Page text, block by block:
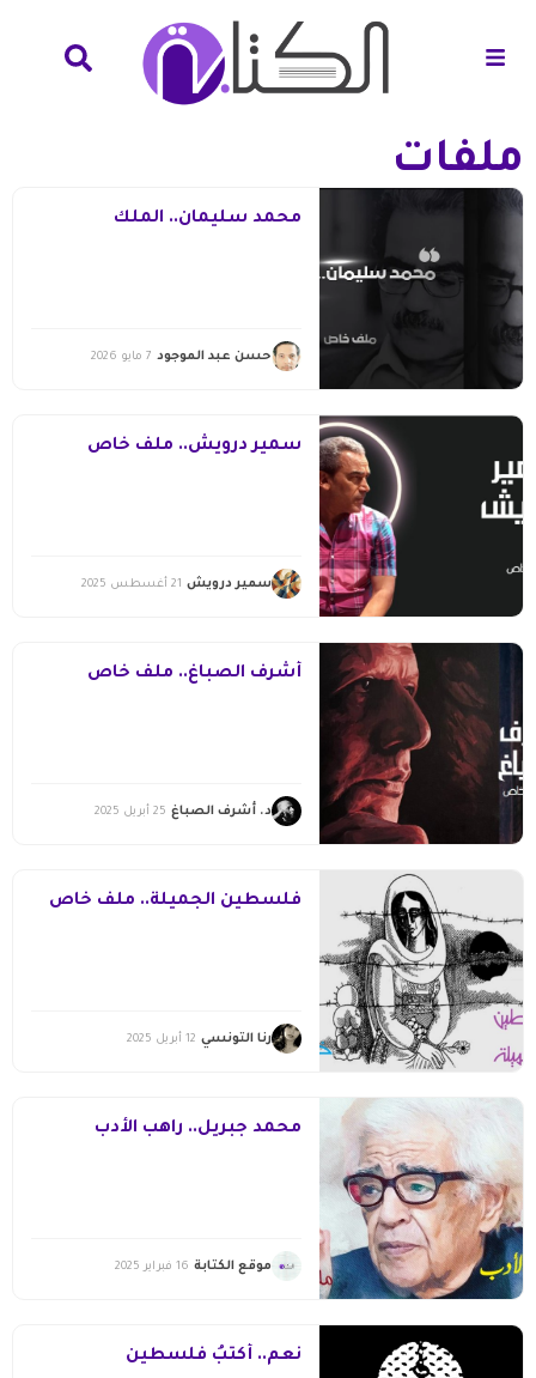
ملفات
محمد سليمان.. الملك
حسن عبد الموجود 7 مايو 2026
سمير درويش.. ملف خاص
سمير درويش 21 أغسطس 2025
أشرف الصباغ.. ملف خاص
د. أشرف الصباغ 25 أبريل 2025
فلسطين الجميلة.. ملف خاص
رنا التونسي 12 أبريل 2025
محمد جبريل.. راهب الأدب
موقع الكتابة 16 فبراير 2025
نعم.. أكتبُ فلسطين